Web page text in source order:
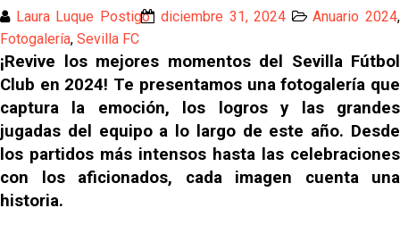
Opinión | "Carta abierta a Alberto Flores" por Rafa
García
Análisis I Quién es y cómo juega Fran González
Endrick y Marc Bernal protagonizan las ofertas más
destacadas del día
El Sevilla Juvenil A última detalles en Canarias para
Laura Luque Postigo diciembre 31, 2024 Anuario 2024,
Fotogalería, Sevilla FC
¡Revive los mejores momentos del Sevilla Fútbol
Club en 2024! Te presentamos una fotogalería que
captura la emoción, los logros y las grandes
jugadas del equipo a lo largo de este año. Desde
los partidos más intensos hasta las celebraciones
con los aficionados, cada imagen cuenta una
historia.